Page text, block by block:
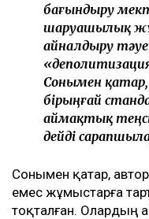
бағындыру
шаруашылық
айналдыру
Сонымен
бірыңғай
аймақтық
дейді
Сонымен қатар,
емес жұмыстарға
тоқталған. Олардың